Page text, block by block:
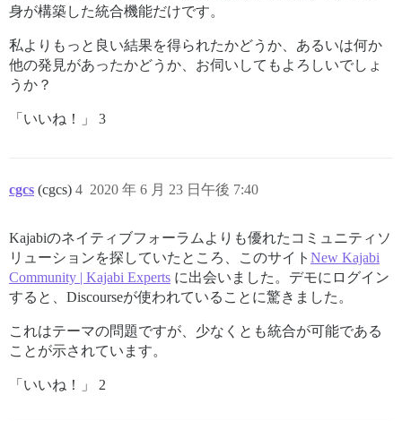
身が構築した統合機能だけです。
私よりもっと良い結果を得られたかどうか、あるいは何か
他の発見があったかどうか、お伺いしてもよろしいでしょ
うか？
「いいね！」 3
cgcs (cgcs) 2020 年 6 月 23 日午後 7:40
4
Kajabiのネイティブフォーラムよりも優れたコミュニティソ
リューションを探していたところ、このサイト New Kajabi
Community | Kajabi Experts に出会いました。デモにログイン
すると、Discourseが使われていることに驚きました。
これはテーマの問題ですが、少なくとも統合が可能である
ことが示されています。
「いいね！」 2